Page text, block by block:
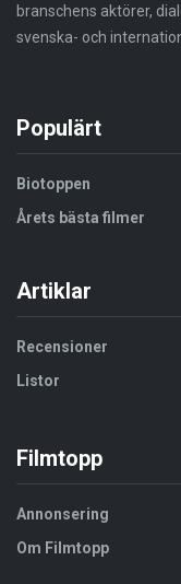
branschens aktörer,
svenska- och
Populärt
Biotoppen
Årets bästa filmer
Artiklar
Recensioner
Listor
Filmtopp
Annonsering
Om Filmtopp